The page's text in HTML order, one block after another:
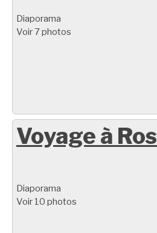
Diaporama
Voir 7 photos
Voyage à
Diaporama
Voir 10 photos